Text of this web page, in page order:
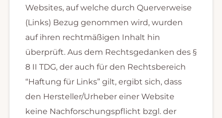
Websites, auf welche durch Querverweise
(Links) Bezug genommen wird, wurden
auf ihren rechtmäßigen Inhalt hin
überprüft. Aus dem Rechtsgedanken des §
8 II TDG, der auch für den Rechtsbereich
“Haftung für Links” gilt, ergibt sich, dass
den Hersteller/Urheber einer Website
keine Nachforschungspflicht bzgl. der